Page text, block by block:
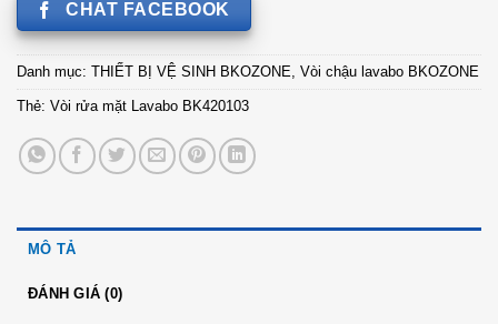
CHAT FACEBOOK
Danh mục: THIẾT BỊ VỆ SINH BKOZONE Vòi chậu lavabo BKOZONE
Thẻ: Vòi rửa mặt Lavabo BK420103
MÔ TẢ
ĐÁNH GIÁ (0)